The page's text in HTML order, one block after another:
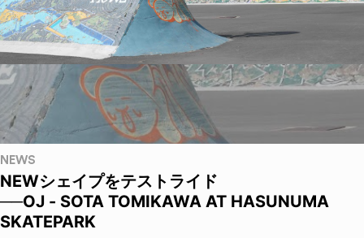
NEWS
NEWシェイプをテストライド
──OJ - SOTA TOMIKAWA AT HASUNUMA
SKATEPARK